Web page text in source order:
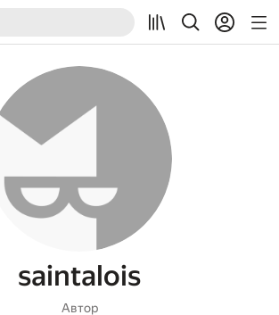
saintalois
Автор